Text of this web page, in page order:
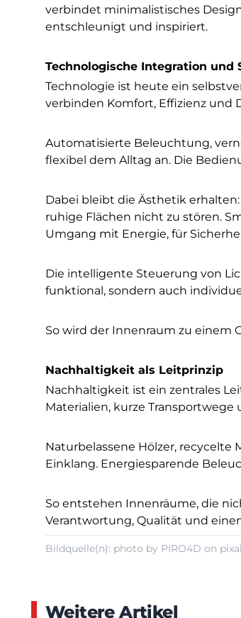
verbindet minimalistisches
entschleunigt und inspiriert.
Technologische Integration
Technologie ist heute ein
verbinden Komfort, Effizienz und
Automatisierte Beleuchtung,
flexibel dem Alltag an. Die
Dabei bleibt die Ästhetik
ruhige Flächen nicht zu stören.
Umgang mit Energie, für
Die intelligente Steuerung von
funktional, sondern auch
So wird der Innenraum zu einem
Nachhaltigkeit als Leitprinzip
Nachhaltigkeit ist ein zentrales
Materialien, kurze Transportwege
Naturbelassene Hölzer,
Einklang. Energiesparende
So entstehen Innenräume, die
Verantwortung, Qualität und
Bildquelle(n): photo by PIRO4D on
Weitere Artikel